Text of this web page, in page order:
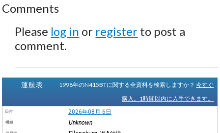
Comments
Please log in or register to post a
comment.
運航表 1998年のN415BTに関する全資料を検索しますか？今すぐ
購入。1時間以内に入手できます。
日付 2026年08月 6日
機種 Unknown